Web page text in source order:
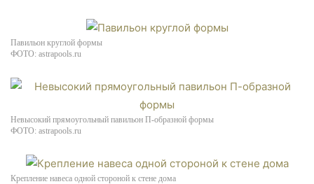
Павильон круглой формы
ФОТО: astrapools.ru
Невысокий прямоугольный павильон П-образной формы
ФОТО: astrapools.ru
Крепление навеса одной стороной к стене дома